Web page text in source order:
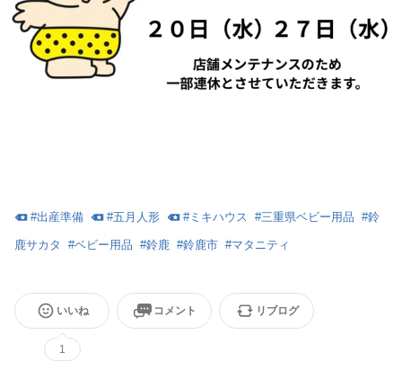
#出産準備 #五月人形 #ミキハウス #三重県ベビー用品 #鈴
鹿サカタ #ベビー用品 #鈴鹿 #鈴鹿市 #マタニティ
いいね
1
コメント リブログ